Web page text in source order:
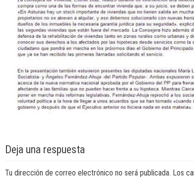
Deja una respuesta
Tu dirección de correo electrónico no será publicada. Los